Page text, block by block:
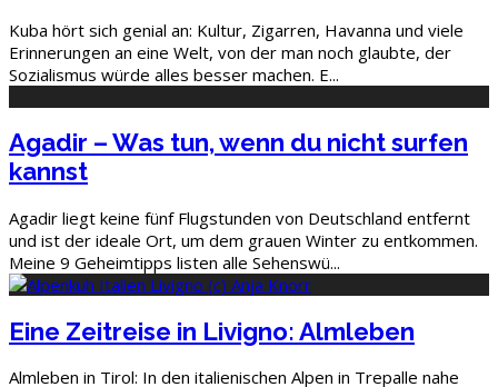
Kuba hört sich genial an: Kultur, Zigarren, Havanna und viele
Erinnerungen an eine Welt, von der man noch glaubte, der
Sozialismus würde alles besser machen. E...
Agadir – Was tun, wenn du nicht surfen
kannst
Agadir liegt keine fünf Flugstunden von Deutschland entfernt
und ist der ideale Ort, um dem grauen Winter zu entkommen.
Meine 9 Geheimtipps listen alle Sehenswü...
Eine Zeitreise in Livigno: Almleben
Almleben in Tirol: In den italienischen Alpen in Trepalle nahe